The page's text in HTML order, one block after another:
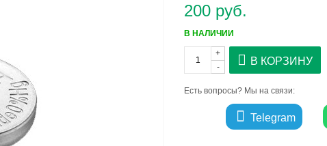
200 руб.
В НАЛИЧИИ
-
+
В КОРЗИНУ
Есть вопросы? Мы на связи:
Telegram